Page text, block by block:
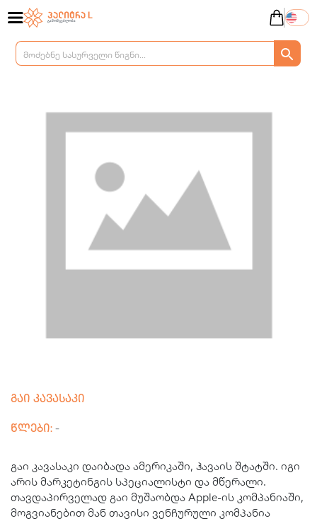
გაი კავასაკი
წლები: -
გაი კავასაკი დაიბადა ამერიკაში, ჰავაის შტატში. იგი
არის მარკეტინგის სპეციალისტი და მწერალი.
თავდაპირველად გაი მუშაობდა Apple-ის კომპანიაში,
მოგვიანებით მან თავისი ვენჩურული კომპანია